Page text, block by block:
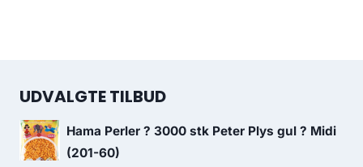
UDVALGTE TILBUD
Hama Perler ? 3000 stk Peter Plys gul ? Midi
(201-60)